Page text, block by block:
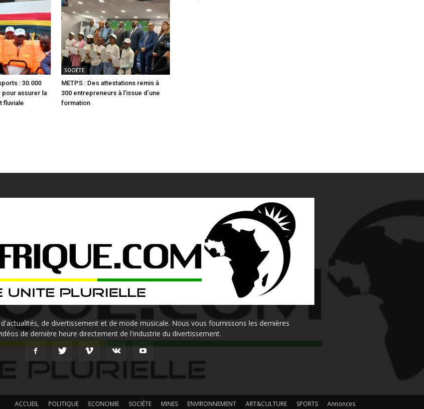
: 30.000
pour assurer la
fluviale
SOCIÉTE
METPS : Des attestations remis à
300 entrepreneurs à l’issue d’une
formation
de divertissement et de mode musicale. Nous vous fournissons les dernières
de dernière heure directement de l'industrie du divertissement.
ACCUEIL POLITIQUE ECONOMIE SOCIÉTE MINES ENVIRONNEMENT ART&CULTURE SPORTS Annonces